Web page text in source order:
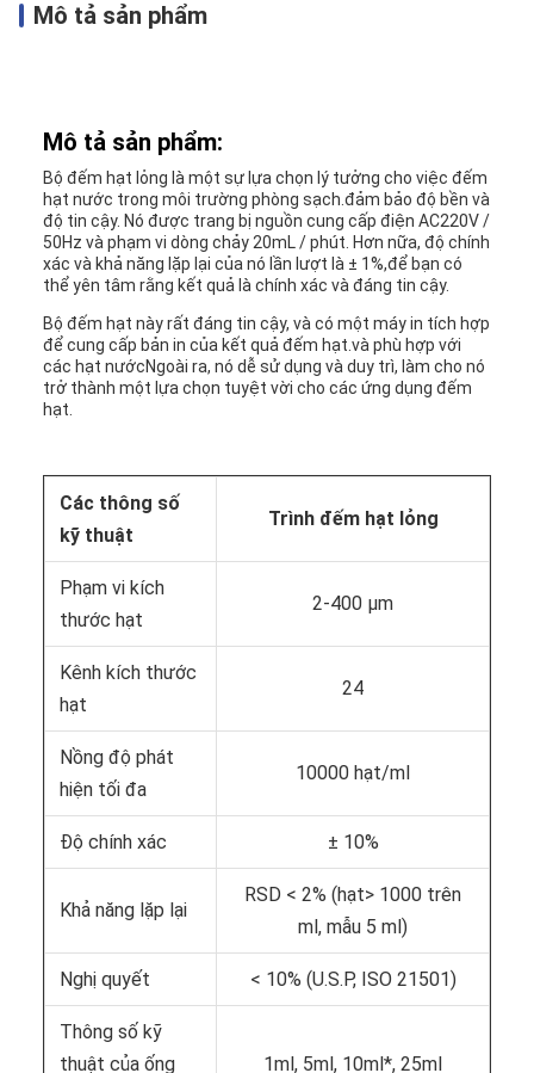
Mô tả sản phẩm
Mô tả sản phẩm:
Bộ đếm hạt lỏng là một sự lựa chọn lý tưởng cho việc đếm
hạt nước trong môi trường phòng sạch.đảm bảo độ bền và
độ tin cậy. Nó được trang bị nguồn cung cấp điện AC220V /
50Hz và phạm vi dòng chảy 20mL / phút. Hơn nữa, độ chính
xác và khả năng lặp lại của nó lần lượt là ± 1%,để bạn có
thể yên tâm rằng kết quả là chính xác và đáng tin cậy.
Bộ đếm hạt này rất đáng tin cậy, và có một máy in tích hợp
để cung cấp bản in của kết quả đếm hạt.và phù hợp với
các hạt nướcNgoài ra, nó dễ sử dụng và duy trì, làm cho nó
trở thành một lựa chọn tuyệt vời cho các ứng dụng đếm
hạt.
Các thông số
kỹ thuật
Trình đếm hạt lỏng
Phạm vi kích
thước hạt
2-400 μm
Kênh kích thước
hạt
24
Nồng độ phát
hiện tối đa
10000 hạt/ml
Độ chính xác ± 10%
Khả năng lặp lại
RSD < 2% (hạt> 1000 trên
ml, mẫu 5 ml)
Nghị quyết < 10% (U.S.P, ISO 21501)
Thông số kỹ
thuật của ống
1ml, 5ml, 10ml*, 25ml